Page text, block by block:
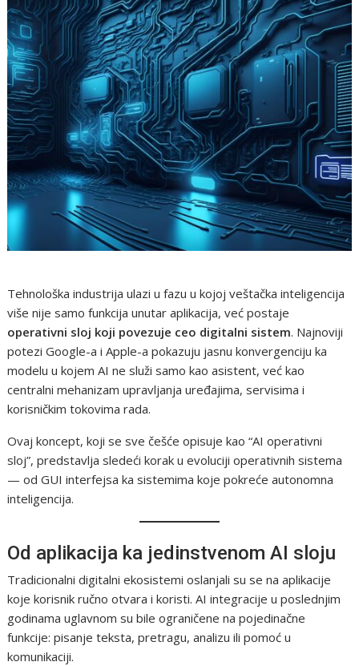
Tehnološka industrija ulazi u fazu u kojoj veštačka inteligencija
više nije samo funkcija unutar aplikacija, već postaje
operativni sloj koji povezuje ceo digitalni sistem. Najnoviji
potezi Google-a i Apple-a pokazuju jasnu konvergenciju ka
modelu u kojem AI ne služi samo kao asistent, već kao
centralni mehanizam upravljanja uređajima, servisima i
korisničkim tokovima rada.
Ovaj koncept, koji se sve češće opisuje kao “AI operativni
sloj”, predstavlja sledeći korak u evoluciji operativnih sistema
— od GUI interfejsa ka sistemima koje pokreće autonomna
inteligencija.
Od aplikacija ka jedinstvenom AI sloju
Tradicionalni digitalni ekosistemi oslanjali su se na aplikacije
koje korisnik ručno otvara i koristi. AI integracije u poslednjim
godinama uglavnom su bile ograničene na pojedinačne
funkcije: pisanje teksta, pretragu, analizu ili pomoć u
komunikaciji.